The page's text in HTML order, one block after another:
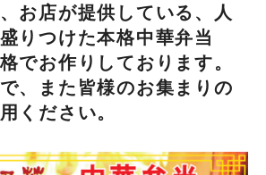
お店が提供している、人
りつけた本格中華弁当
でお作りしております。
、また皆様のお集まりの
ください。